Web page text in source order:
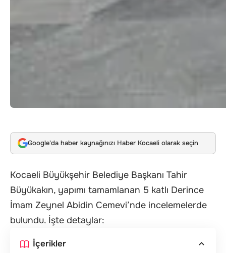
Google'da haber kaynağınızı Haber Kocaeli olarak seçin
Kocaeli Büyükşehir Belediye Başkanı Tahir
Büyükakın, yapımı tamamlanan 5 katlı Derince
İmam Zeynel Abidin Cemevi’nde incelemelerde
bulundu. İşte detaylar:
İçerikler